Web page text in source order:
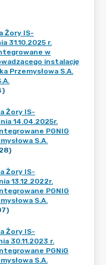
Żory IS-
31.10.2025 r.
w
instalację
Przemysłowa S.A.
Żory IS-
14.04.2025r.
PGNIG
S.A.
Żory IS-
13.12.2022r.
PGNIG
S.A.
Żory IS-
30.11.2023 r.
PGNiG
S.A.